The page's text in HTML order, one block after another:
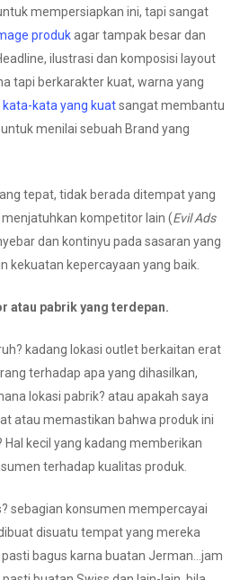
mempersiapkan ini, tapi sangat
produkagar tampak besar dan
ilustrasi dan komposisi layout
tapi berkarakter kuat, warna yang
kata-kata yang kuatsangat membantu
menilai sebuah Brand yang
tepat, tidak berada ditempat yang
kompetitor lain (Evil Ads
dan kontinyu pada sasaran yang
kekuatan kepercayaan yang baik.
atau pabrik yang terdepan.
kadang lokasi outlet berkaitan erat
terhadap apa yang dihasilkan,
lokasi pabrik? atau apakah saya
atau memastikan bahwa produk ini
Hal kecil yang kadang memberikan
terhadap kualitas produk.
sebagian konsumen mempercayai
disuatu tempat yang mereka
pasti bagus karna buatan Jerman…jam